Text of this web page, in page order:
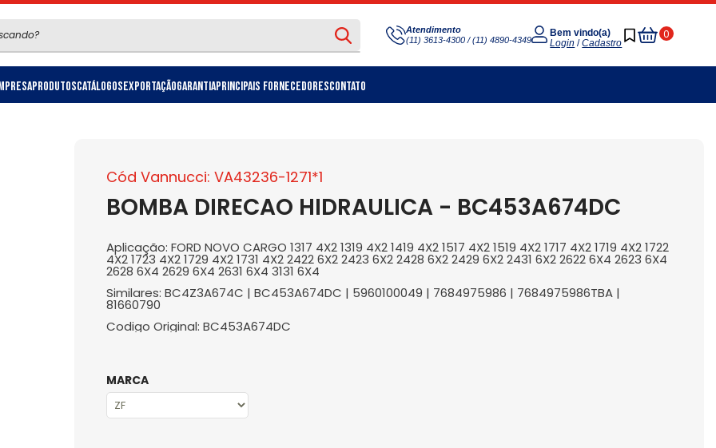
Atendimento
(11) 3613-4300 / (11) 4890-4349
Bem vindo(a)
Login /Cadastro
0
Meu
Carrinho
ProdutosCatálogosExportaçãoGarantiaPrincipais FornecedoresContato
Cód Vannucci: VA43236-1271*1
BOMBA DIRECAO HIDRAULICA - BC453A674DC
Aplicação: FORD NOVO CARGO 1317 4X2 1319 4X2 1419 4X2 1517 4X2 1519 4X2 1717 4X2 1719 4X2 1722
4X2 1723 4X2 1729 4X2 1731 4X2 2422 6X2 2423 6X2 2428 6X2 2429 6X2 2431 6X2 2622 6X4 2623 6X4
2628 6X4 2629 6X4 2631 6X4 3131 6X4
Similares: BC4Z3A674C | BC453A674DC | 5960100049 | 7684975986 | 7684975986TBA |
81660790
Codigo Original: BC453A674DC
MARCA